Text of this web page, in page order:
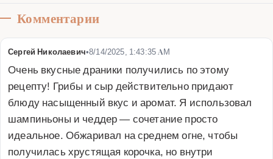
Комментарии
Сергей Николаевич•8/14/2025, 1:43:35 AM
Очень вкусные драники получились по этому
рецепту! Грибы и сыр действительно придают
блюду насыщенный вкус и аромат. Я использовал
шампиньоны и чеддер — сочетание просто
идеальное. Обжаривал на среднем огне, чтобы
получилась хрустящая корочка, но внутри